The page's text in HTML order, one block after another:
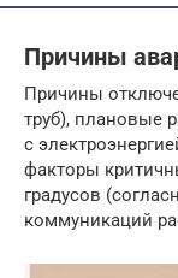
Причины
Причины
труб), плановые
с
факторы
градусов
коммуникаций